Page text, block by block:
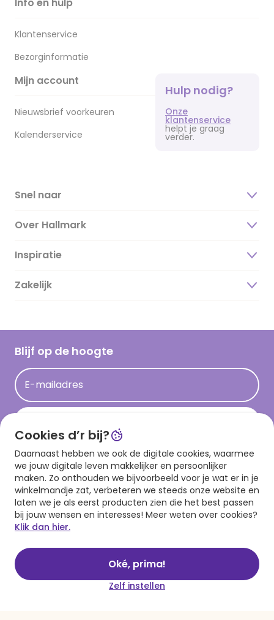
Klantenservice
Bezorginformatie
Mijn account
Nieuwsbrief voorkeuren
Kalenderservice
Hulp nodig?
Onze
klantenservice
helpt je graag
verder.
Snel naar
Over Hallmark
Over ons
Duurzaamheid
Hallmark Kaartclub
Acties
Persberichten
Hallmark en Kinderpostzegels
Inspiratie
Magazine
Cadeau inspiratie
Kaartinspiratie
Zakelijk
Blijf op de hoogte
E-mailadres
Download onze app
Algemene voorwaardenPrivacy statement
© 1999 - 2025 Hallmark
Cookies d’r bij?
Daarnaast hebben we ook de digitale cookies, waarmee
we jouw digitale leven makkelijker en persoonlijker
maken. Zo onthouden we bijvoorbeeld voor je wat er in je
winkelmandje zat, verbeteren we steeds onze website en
laten we je als eerst producten zien die het best passen
bij jouw wensen en interesses! Meer weten over cookies?
Klik dan hier.
Oké, prima!
Zelf instellen